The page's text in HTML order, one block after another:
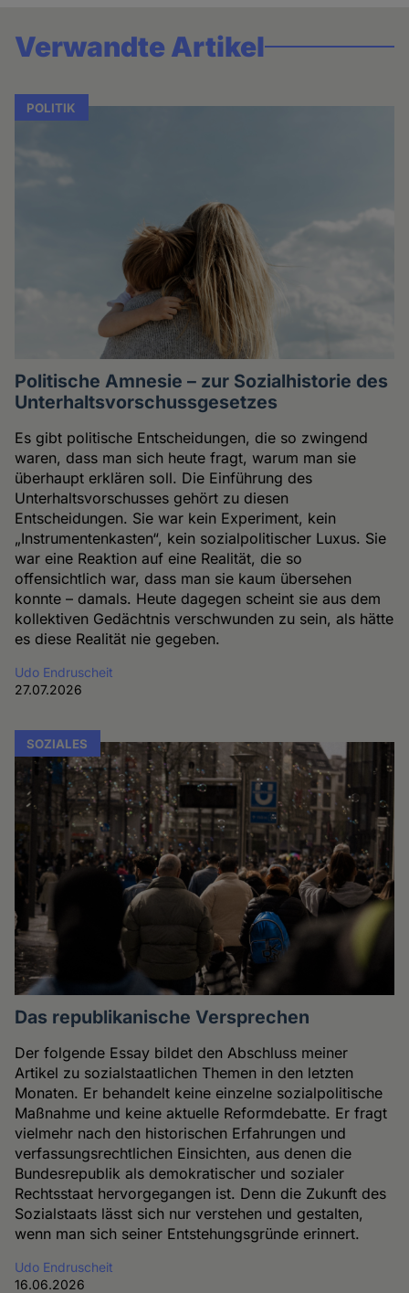
Verwandte Artikel
POLITIK
Politische Amnesie – zur Sozialhistorie des
Unterhaltsvorschussgesetzes
Es gibt politische Entscheidungen, die so zwingend
waren, dass man sich heute fragt, warum man sie
überhaupt erklären soll. Die Einführung des
Unterhaltsvorschusses gehört zu diesen
Entscheidungen. Sie war kein Experiment, kein
„Instrumentenkasten“, kein sozialpolitischer Luxus. Sie
war eine Reaktion auf eine Realität, die so
offensichtlich war, dass man sie kaum übersehen
konnte – damals. Heute dagegen scheint sie aus dem
kollektiven Gedächtnis verschwunden zu sein, als hätte
es diese Realität nie gegeben.
Udo Endruscheit
27.07.2026
SOZIALES
Das republikanische Versprechen
Der folgende Essay bildet den Abschluss meiner
Artikel zu sozialstaatlichen Themen in den letzten
Monaten. Er behandelt keine einzelne sozialpolitische
Maßnahme und keine aktuelle Reformdebatte. Er fragt
vielmehr nach den historischen Erfahrungen und
verfassungsrechtlichen Einsichten, aus denen die
Bundesrepublik als demokratischer und sozialer
Rechtsstaat hervorgegangen ist. Denn die Zukunft des
Sozialstaats lässt sich nur verstehen und gestalten,
wenn man sich seiner Entstehungsgründe erinnert.
Udo Endruscheit
16.06.2026